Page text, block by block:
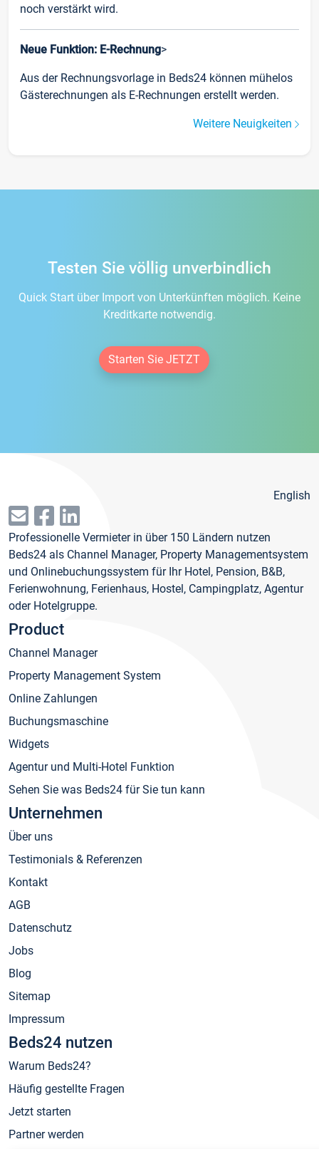
noch verstärkt wird.
Neue Funktion: E-Rechnung>
Aus der Rechnungsvorlage in Beds24 können mühelos
Gästerechnungen als E-Rechnungen erstellt werden.
Weitere Neuigkeiten
Testen Sie völlig unverbindlich
Quick Start über Import von Unterkünften möglich. Keine
Kreditkarte notwendig.
Starten Sie JETZT
English
Professionelle Vermieter in über 150 Ländern nutzen
Beds24 als Channel Manager, Property Managementsystem
und Onlinebuchungssystem für Ihr Hotel, Pension, B&B,
Ferienwohnung, Ferienhaus, Hostel, Campingplatz, Agentur
oder Hotelgruppe.
Product
Channel Manager
Property Management System
Online Zahlungen
Buchungsmaschine
Widgets
Agentur und Multi-Hotel Funktion
Sehen Sie was Beds24 für Sie tun kann
Unternehmen
Über uns
Testimonials & Referenzen
Kontakt
AGB
Datenschutz
Jobs
Blog
Sitemap
Impressum
Beds24 nutzen
Warum Beds24?
Häufig gestellte Fragen
Jetzt starten
Partner werden